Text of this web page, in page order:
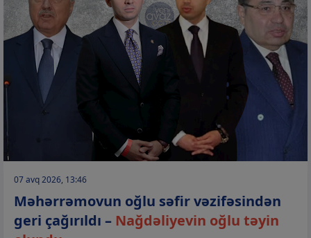
07 avq 2026, 13:46
Məhərrəmovun oğlu səfir vəzifəsindən
geri çağırıldı – Nağdəliyevin oğlu təyin